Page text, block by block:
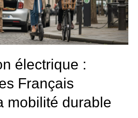
électrique :
Français
mobilité durable